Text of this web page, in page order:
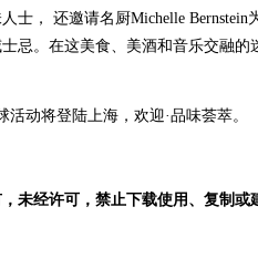
士， 还邀请名厨Michelle
忌。在这美食、美酒和音乐交融
动将登陆上海，欢迎·品味荟萃。
经许可，禁止下载使用、复制或